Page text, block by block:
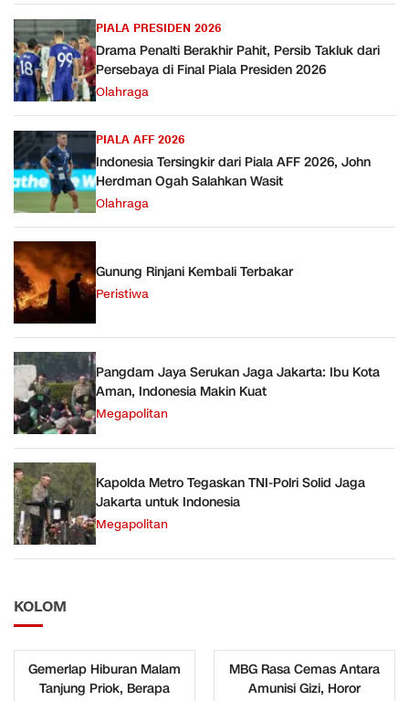
PIALA PRESIDEN 2026
Drama Penalti Berakhir Pahit, Persib Takluk dari
Persebaya di Final Piala Presiden 2026
Olahraga
PIALA AFF 2026
Indonesia Tersingkir dari Piala AFF 2026, John
Herdman Ogah Salahkan Wasit
Olahraga
Gunung Rinjani Kembali Terbakar
Peristiwa
Pangdam Jaya Serukan Jaga Jakarta: Ibu Kota
Aman, Indonesia Makin Kuat
Megapolitan
Kapolda Metro Tegaskan TNI-Polri Solid Jaga
Jakarta untuk Indonesia
Megapolitan
KOLOM
Gemerlap Hiburan Malam
Tanjung Priok, Berapa
MBG Rasa Cemas Antara
Amunisi Gizi, Horor